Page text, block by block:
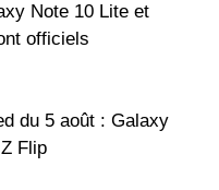
Note 10 Lite et
officiels
du 5 août : Galaxy
Flip